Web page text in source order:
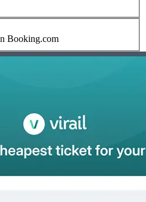
Booking.com